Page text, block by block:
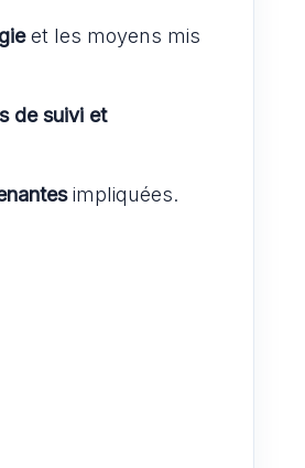
et les moyens mis
de suivi et
impliquées.